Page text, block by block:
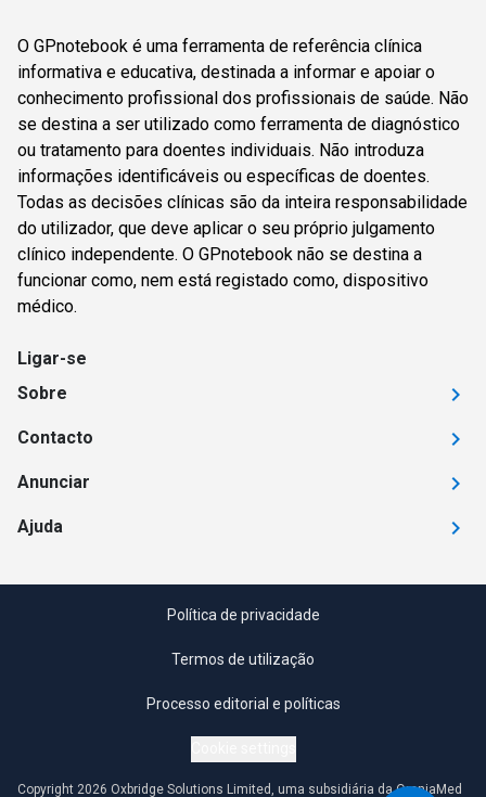
O GPnotebook é uma ferramenta de referência clínica
informativa e educativa, destinada a informar e apoiar o
conhecimento profissional dos profissionais de saúde. Não
se destina a ser utilizado como ferramenta de diagnóstico
ou tratamento para doentes individuais. Não introduza
informações identificáveis ou específicas de doentes.
Todas as decisões clínicas são da inteira responsabilidade
do utilizador, que deve aplicar o seu próprio julgamento
clínico independente. O GPnotebook não se destina a
funcionar como, nem está registado como, dispositivo
médico.
Ligar-se
Sobre
Contacto
Anunciar
Ajuda
Política de privacidade
Termos de utilização
Processo editorial e políticas
Copyright 2026 Oxbridge Solutions Limited, uma subsidiária da OmniaMed